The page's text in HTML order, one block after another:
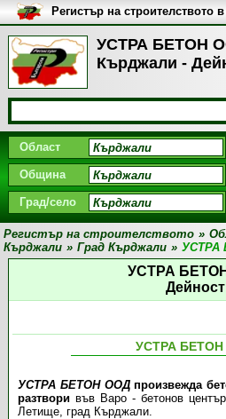
УСТРА БЕТОН
Кърджали -
Регистър на строителството в
България
Област
Община
Град/село
Регистър на строителството »
Кърджали » Град Кърджали » УСТРА
УСТРА
Дейност
УСТРА
УСТРА БЕТОН ООДпроизвежда
разтворивъв Варо - бетонов
Летище, град Кърджали.